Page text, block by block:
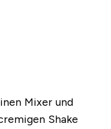
Mixer und
Shake